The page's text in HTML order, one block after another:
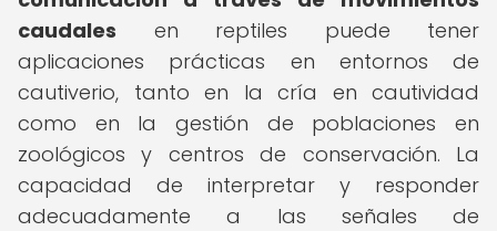
caudales en reptiles puede tener
aplicaciones prácticas en entornos de
cautiverio, tanto en la cría en cautividad
como en la gestión de poblaciones en
zoológicos y centros de conservación. La
capacidad de interpretar y responder
adecuadamente a las señales de